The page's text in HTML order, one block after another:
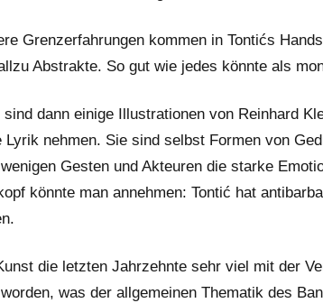
Grenzerfahrungen kommen in Tontićs
Abstrakte. So gut wie jedes könnte als
sind dann einige Illustrationen von Reinhard
Lyrik nehmen. Sie sind selbst Formen von
Gesten und Akteuren die starke
könnte man annehmen: Tontić hat
die letzten Jahrzehnte sehr viel mit der
was der allgemeinen Thematik des